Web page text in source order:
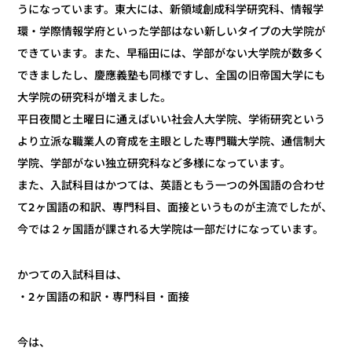
うになっています。東大には、新領域創成科学研究科、情報学
環・学際情報学府といった学部はない新しいタイプの大学院が
できています。また、早稲田には、学部がない大学院が数多く
できましたし、慶應義塾も同様ですし、全国の旧帝国大学にも
大学院の研究科が増えました。
平日夜間と土曜日に通えばいい社会人大学院、学術研究という
より立派な職業人の育成を主眼とした専門職大学院、通信制大
学院、学部がない独立研究科など多様になっています。
また、入試科目はかつては、英語ともう一つの外国語の合わせ
て2ヶ国語の和訳、専門科目、面接というものが主流でしたが、
今では２ヶ国語が課される大学院は一部だけになっています。
かつての入試科目は、
・2ヶ国語の和訳・専門科目・面接
今は、